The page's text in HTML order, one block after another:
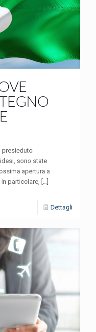
presieduto
sono state
apertura a
particolare,
Dettagli